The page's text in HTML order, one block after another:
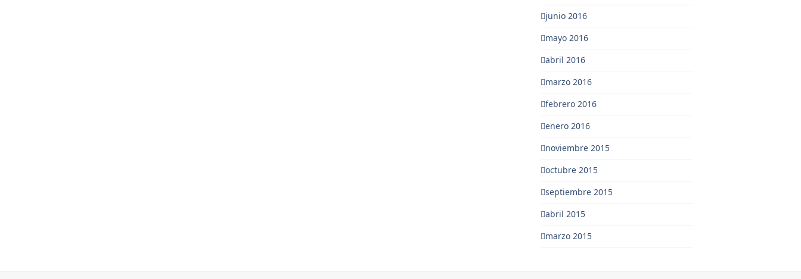
junio 2016
mayo 2016
abril 2016
marzo 2016
febrero 2016
enero 2016
noviembre 2015
octubre 2015
septiembre 2015
abril 2015
marzo 2015